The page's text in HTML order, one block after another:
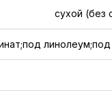
сухой (без
линолеум;под